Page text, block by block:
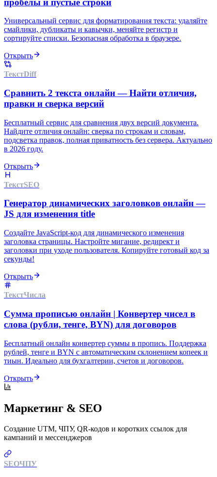
Универсальный сервис для форматирования текста: удаляйте
смайлики, дубликаты и кавычки, меняйте регистр и
сортируйте списки. Безопасная обработка в браузере.
Открыть
ТекстDiff
Сравнить 2 текста онлайн — Найти отличия,
правки и сверка версий
Бесплатный сервис для сравнения двух версий документа.
Найдите отличия онлайн: сверка по строкам и словам,
подсветка правок, полная приватность без сервера. Актуально
в 2026 году.
Открыть
ТекстSEO
Генератор динамических заголовков онлайн —
JS для изменения title
Создайте JavaScript-код для динамического изменения
заголовка страницы. Настройте мигание, редирект и
заголовки при уходе пользователя. Копируйте готовый код за
секунды!
Открыть
ТекстЧисла
Сумма прописью онлайн | Конвертер чисел в
слова (рубли, тенге, BYN) для договоров
Бесплатный онлайн конвертер суммы в пропись. Поддержка
рублей, тенге и BYN с автоматическим склонением копеек и
тиын. Идеально для бухгалтерии, счетов и договоров.
Открыть
Маркетинг & SEO
Создание UTM, ЧПУ, QR-кодов и коротких ссылок для
кампаний и мессенджеров
SEOЧПУ